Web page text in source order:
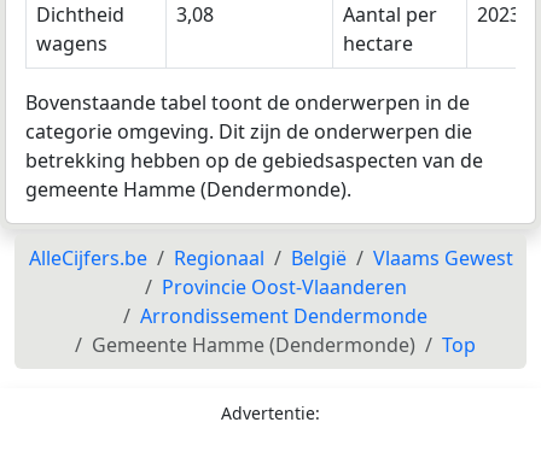
Dichtheid
wagens
3,08
Aantal per
hectare
2023
Bovenstaande tabel toont de onderwerpen in de
categorie omgeving. Dit zijn de onderwerpen die
betrekking hebben op de gebiedsaspecten van de
gemeente Hamme (Dendermonde).
AlleCijfers.be Regionaal België
Vlaams Gewest
Provincie Oost-Vlaanderen
Arrondissement Dendermonde
Gemeente Hamme (Dendermonde)
Top
Advertentie: